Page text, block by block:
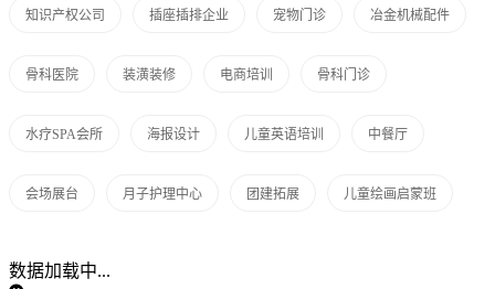
知识产权公司 插座插排企业 宠物门诊 冶金机械配件
骨科医院 装潢装修 电商培训 骨科门诊
水疗SPA会所 海报设计 儿童英语培训 中餐厅
会场展台 月子护理中心 团建拓展 儿童绘画启蒙班
数据加载中...